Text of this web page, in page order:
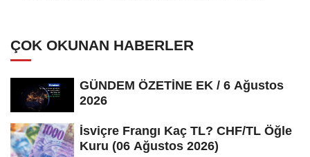
ÇOK OKUNAN HABERLER
GÜNDEM ÖZETİNE EK / 6 Ağustos
2026
İsviçre Frangı Kaç TL? CHF/TL Öğle
Kuru (06 Ağustos 2026)